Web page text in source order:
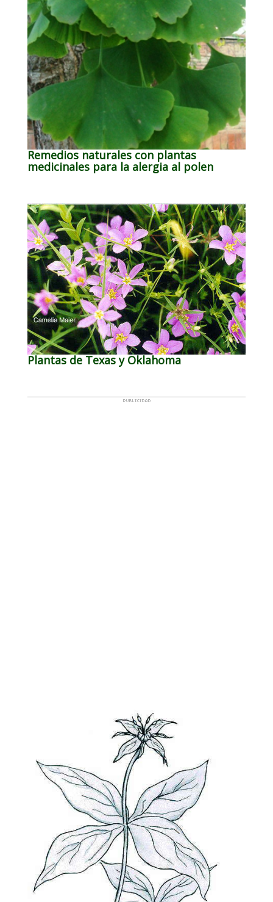
Remedios naturales con plantas
medicinales para la alergia al polen
Plantas de Texas y Oklahoma